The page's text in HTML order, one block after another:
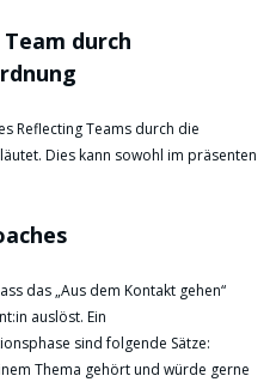
durch
Reflecting Teams durch die
Dies kann sowohl im präsenten
das „Aus dem Kontakt gehen“
auslöst. Ein
sind folgende Sätze:
Thema gehört und würde gerne